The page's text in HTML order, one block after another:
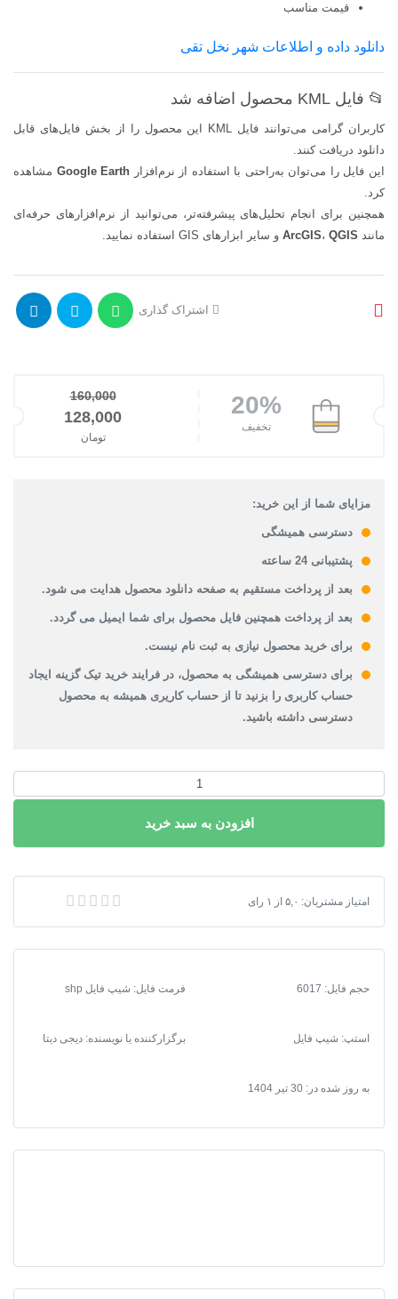
قیمت مناسب
دانلود داده و اطلاعات شهر نخل تقی
📂 فایل KML محصول اضافه شد
کاربران گرامی می‌توانند فایل KML این محصول را از بخش فایل‌های قابل
دانلود دریافت کنند.
این فایل را می‌توان به‌راحتی با استفاده از نرم‌افزار Google Earth مشاهده
کرد.
همچنین برای انجام تحلیل‌های پیشرفته‌تر، می‌توانید از نرم‌افزارهای حرفه‌ای
مانند
ArcGIS، QGIS و سایر ابزارهای GIS استفاده نمایید.
اشتراک گذاری
20%
تخفیف
160,000
قیمت اصلی: 160,000تومان بود.
128,000
تومان
مزایای شما از این خرید:
دسترسی همیشگی
پشتیبانی 24 ساعته
بعد از پرداخت مستقیم به صفحه دانلود محصول هدایت می شود.
بعد از پرداخت همچنین فایل محصول برای شما ایمیل می گردد.
برای خرید محصول نیازی به ثبت نام نیست.
برای دسترسی همیشگی به محصول، در فرایند خرید تیک گزینه ایجاد
حساب کاربری را بزنید تا از حساب کاریری همیشه به محصول
دسترسی داشته باشید.
نقشه
فایل
نخل
تقی
عدد
افزودن به سبد خرید
دانلود نقشه شیپ فایل محدوده شهر نخل تقی
امتیاز مشتریان: ۵,۰ از ۱ رای
حجم فایل: 6017 فرمت فایل: شیپ فایل shp
استپ: شیپ فایل برگزارکننده یا نویسنده: دیجی دیتا
به روز شده در: 30 تیر 1404